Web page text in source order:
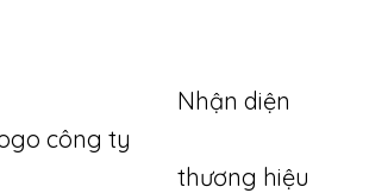
công ty
Nhận diện
thương hiệu